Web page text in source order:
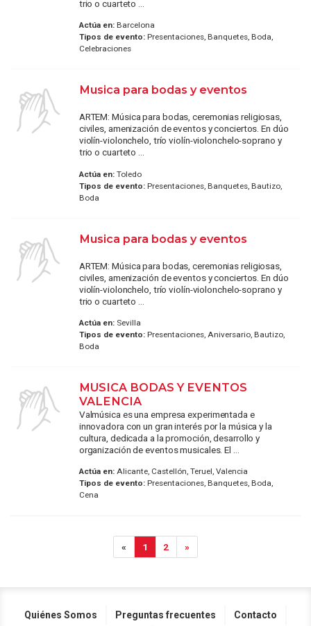
trio o cuarteto ...
Actúa en:Barcelona
Tipos de evento:Presentaciones, Banquetes, Boda,
Celebraciones
Musica para bodas y eventos
ARTEM: Música para bodas, ceremonias religiosas,
civiles, amenización de eventos y conciertos. En dúo
violín-violonchelo, trío violín-violonchelo-soprano y
trio o cuarteto ...
Actúa en:Toledo
Tipos de evento:Presentaciones, Banquetes, Bautizo,
Boda
Musica para bodas y eventos
ARTEM: Música para bodas, ceremonias religiosas,
civiles, amenización de eventos y conciertos. En dúo
violín-violonchelo, trío violín-violonchelo-soprano y
trio o cuarteto ...
Actúa en:Sevilla
Tipos de evento:Presentaciones, Aniversario, Bautizo,
Boda
MUSICA BODAS Y EVENTOS
VALENCIA
Valmúsica es una empresa experimentada e
innovadora con un gran interés por la música y la
cultura, dedicada a la promoción, desarrollo y
organización de eventos musicales. El ...
Actúa en:Alicante, Castellón, Teruel, Valencia
Tipos de evento:Presentaciones, Banquetes, Boda,
Cena
« 1 2 »
Quiénes Somos Preguntas frecuentes Contacto